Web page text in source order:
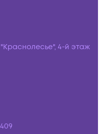
"Краснолесье", 4-й этаж